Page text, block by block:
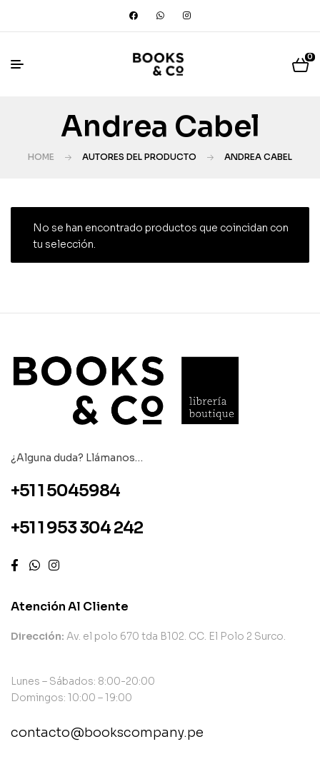
0
Andrea Cabel
HOME AUTORES DEL PRODUCTO ANDREA CABEL
No se han encontrado productos que coincidan con
tu selección.
¿Alguna duda? Llámanos…
+51 1 5045984
+51 1 953 304 242
Atención Al Cliente
Dirección: Av. el polo 670 tda B102. CC. El Polo 2 Surco.
Lunes – Sábados: 8:00-20:00
Domingos: 10:00 – 19:00
contacto@bookscompany.pe